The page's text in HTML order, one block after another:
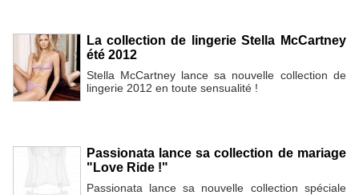
La collection de lingerie Stella McCartney
été 2012
Stella McCartney lance sa nouvelle collection de
lingerie 2012 en toute sensualité !
Passionata lance sa collection de mariage
"Love Ride !"
Passionata lance sa nouvelle collection spéciale